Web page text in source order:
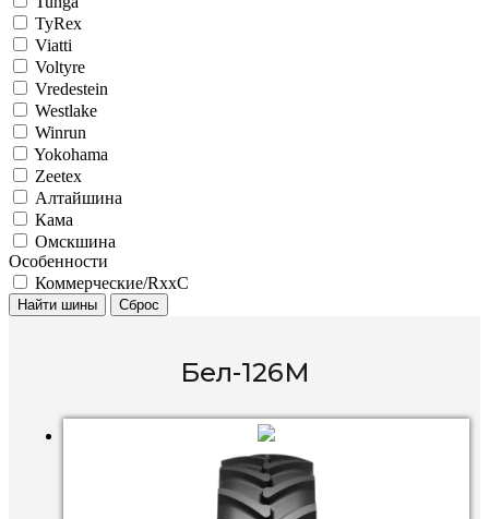
TyRex
Viatti
Voltyre
Vredestein
Westlake
Winrun
Yokohama
Zeetex
Алтайшина
Кама
Омскшина
Особенности
Коммерческие/RxxC
Найти шины Сброс
Бел-126М